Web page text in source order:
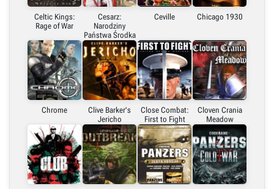
Celtic Kings:
Rage of War
Cesarz:
Narodziny
Państwa Środka
Ceville Chicago 1930
Chrome
Clive Barker's
Jericho
Close Combat:
First to Fight
Cloven Crania
Meadow